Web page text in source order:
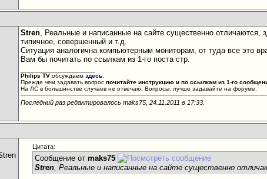
Stren, Реальные и написанные на сайте существенно отличаются,
типичное, совершенный и т.д.
Ситуация аналогична компьютерным мониторам, от туда все это
Вам бы почитать по ссылкам из 1-го поста стр.
Philips TV обсуждаемздесь
Прежде чем задавать вопроспочитайте инструкцию и по ссылкам из 1-го
На ЛС в большинстве случаев не отвечаю. Вопросы, лучше задавайте на форуме.
Последний раз редактировалось maks75, 24.11.2011 в 17:33
Цитата:
Сообщение отmaks75
Stren, Реальные и написанные на сайте существенно